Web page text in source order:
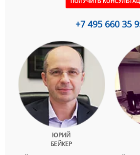
+7 495 660 35
ЮРИЙ
БЕЙКЕР